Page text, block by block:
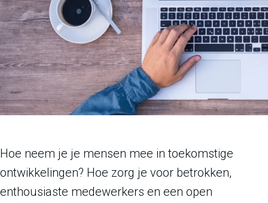
Hoe neem je je mensen mee in toekomstige
ontwikkelingen? Hoe zorg je voor betrokken,
enthousiaste medewerkers en een open